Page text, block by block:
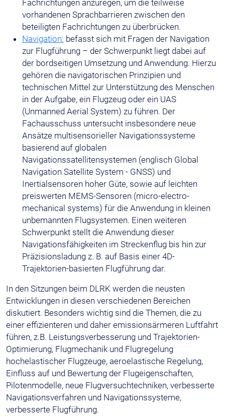
Fachrichtungen anzuregen, um die teilweise
vorhandenen Sprachbarrieren zwischen den
beteiligten Fachrichtungen zu überbrücken.
Navigation: befasst sich mit Fragen der Navigation
zur Flugführung – der Schwerpunkt liegt dabei auf
der bordseitigen Umsetzung und Anwendung. Hierzu
gehören die navigatorischen Prinzipien und
technischen Mittel zur Unterstützung des Menschen
in der Aufgabe, ein Flugzeug oder ein UAS
(Unmanned Aerial System) zu führen. Der
Fachausschuss untersucht insbesondere neue
Ansätze multisensorieller Navigationssysteme
basierend auf globalen
Navigationssatellitensystemen (englisch Global
Navigation Satellite System - GNSS) und
Inertialsensoren hoher Güte, sowie auf leichten
preiswerten MEMS-Sensoren (micro-electro-
mechanical systems) für die Anwendung in kleinen
unbemannten Flugsystemen. Einen weiteren
Schwerpunkt stellt die Anwendung dieser
Navigationsfähigkeiten im Streckenflug bis hin zur
Präzisionsladung z. B. auf Basis einer 4D-
Trajektorien-basierten Flugführung dar.
In den Sitzungen beim DLRK werden die neusten
Entwicklungen in diesen verschiedenen Bereichen
diskutiert. Besonders wichtig sind die Themen, die zu
einer effizienteren und daher emissionsärmeren Luftfahrt
führen, z.B. Leistungsverbesserung und Trajektorien-
Optimierung, Flugmechanik und Flugregelung
hochelastischer Flugzeuge, aeroelastische Regelung,
Einfluss auf und Bewertung der Flugeigenschaften,
Pilotenmodelle, neue Flugversuchtechniken, verbesserte
Navigationsverfahren und Navigationssysteme,
verbesserte Flugführung.